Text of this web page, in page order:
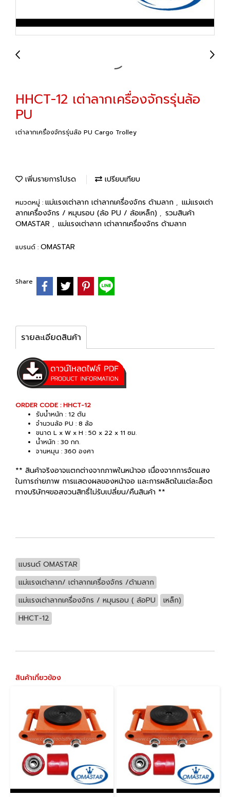
HHCT-12 เต่าลากเครื่องจักรรุ่นล้อ
PU
เต่าลากเครื่องจักรรุ่นล้อ PU Cargo Trolley
เพิ่มรายการโปรด เปรียบเทียบ
หมวดหมู่ : แม่แรงเต่าลาก เต่าลากเครื่องจักร ด้ามลาก , แม่แรงเต่า
ลากเครื่องจักร / หมุนรอบ (ล้อ PU / ล้อเหล็ก) , รวมสินค้า
OMASTAR , แม่แรงเต่าลาก เต่าลากเครื่องจักร ด้ามลาก
แบรนด์ : OMASTAR
Share
รายละเอียดสินค้า
ORDER CODE : HHCT-12
รับน้ำหนัก : 12 ตัน
จำนวนล้อ PU : 8 ล้อ
ขนาด L x W x H : 50 x 22 x 11 ซม.
น้ำหนัก : 30 กก.
จานหมุน : 360 องศา
** สินค้าจริงอาจแตกต่างจากภาพในหน้าจอ เนื่องจากการจัดแสง
ในการถ่ายภาพ การแสดงผลของหน้าจอ และการผลิตในแต่ละล็อต
ทางบริษัทฯขอสงวนสิทธิ์ไม่รับเปลี่ยน/คืนสินค้า **
แบรนด์ OMASTAR
แม่แรงเต่าลาก/ เต่าลากเครื่องจักร /ด้ามลาก
แม่แรงเต่าลากเครื่องจักร / หมุนรอบ ( ล้อPU
เหล็ก)
HHCT-12
สินค้าเกี่ยวข้อง